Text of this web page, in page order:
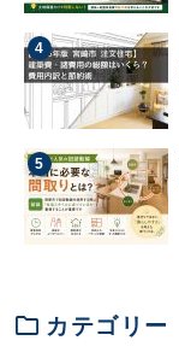
folder カテゴリー